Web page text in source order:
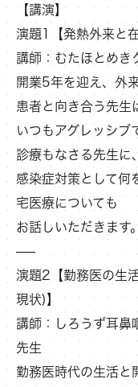
【講演】
演題1【発熱外来と
講師：むたほとめ
開業5年を迎え、外
患者と向き合う先生
いつもアグレッシブ
診療もなさる先生に、
感染症対策として何
宅医療についても
お話しいただきます。
—–
演題2【勤務医の生
現状)】
講師：しろうず耳
先生
勤務医時代の生活と